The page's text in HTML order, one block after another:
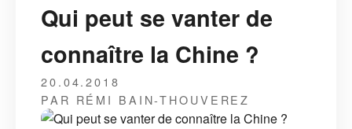
Qui peut se vanter de
connaître la Chine ?
20.04.2018
PAR RÉMI BAIN-THOUVEREZ